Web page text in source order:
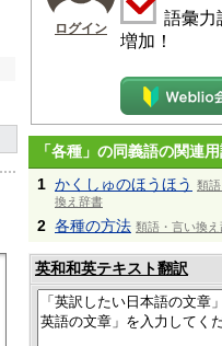
ログイン
語彙力
増加！
「各種」の同義語の関連
1 かくしゅのほうほう 類
換え辞書
2 各種の方法 類語・言い換え
英和和英テキスト翻訳